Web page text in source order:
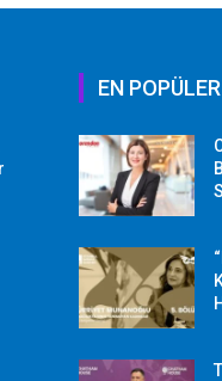
EN POPÜLER